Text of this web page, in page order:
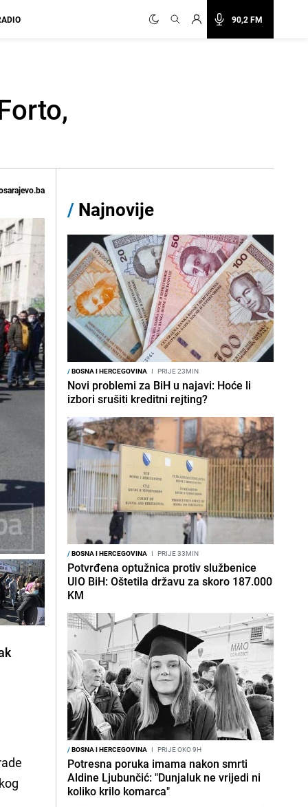
90,2 FM
/ Najnovije
/BOSNA I HERCEGOVINA I PRIJE 23MIN
Novi problemi za BiH u najavi: Hoće li
izbori srušiti kreditni rejting?
/BOSNA I HERCEGOVINA I PRIJE 33MIN
Potvrđena optužnica protiv službenice
UIO BiH: Oštetila državu za skoro 187.000
KM
/BOSNA I HERCEGOVINA I PRIJE OKO 9H
Potresna poruka imama nakon smrti
Aldine Ljubunčić: "Dunjaluk ne vrijedi ni
koliko krilo komarca"